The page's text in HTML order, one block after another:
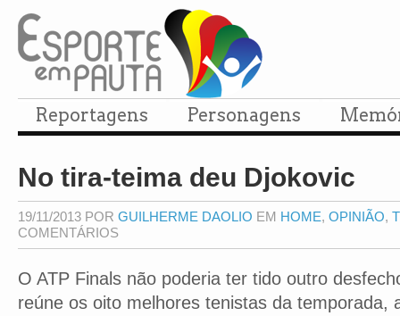
Reportagens Personagens
No tira-teima deu Djokovic
19/11/2013 POR GUILHERME DAOLIO EM HOME, OPINIÃO,
COMENTÁRIOS
O ATP Finals não poderia ter tido outro
reúne os oito melhores tenistas da temporada,